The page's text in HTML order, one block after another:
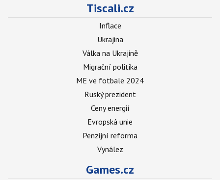
Tiscali.cz
Inflace
Ukrajina
Válka na Ukrajině
Migrační politika
ME ve fotbale 2024
Ruský prezident
Ceny energií
Evropská unie
Penzijní reforma
Vynález
Games.cz